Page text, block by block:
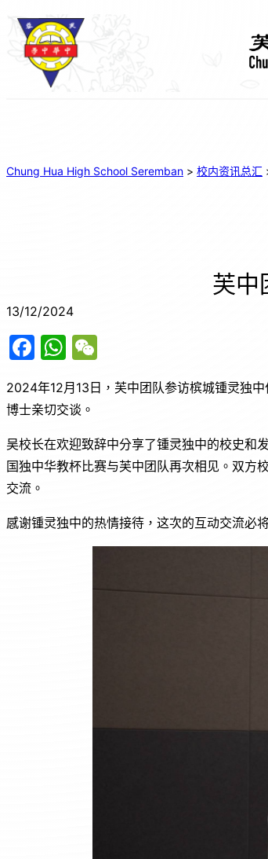
Chung Hua High School Seremban > 校内资讯总汇
芙中
13/12/2024
F
c
e
b
o
o
k
W
at
s
A
p
C
at
2024年12月13日，芙中团队参访槟城锺灵独
博士亲切交谈。
吴校长在欢迎致辞中分享了锺灵独中的校史和
国独中华教杯比赛与芙中团队再次相见。双方
交流。
感谢锺灵独中的热情接待，这次的互动交流必